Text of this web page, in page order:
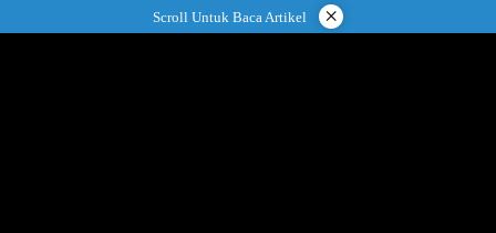
ke
Scroll Untuk Baca Artikel ×